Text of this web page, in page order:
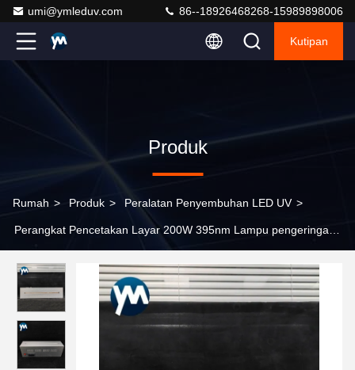
umi@ymleduv.com 86--18926468268-15989898006
Kutipan
Produk
Rumah > Produk > Peralatan Penyembuhan LED UV >
Perangkat Pencetakan Layar 200W 395nm Lampu pengeringan